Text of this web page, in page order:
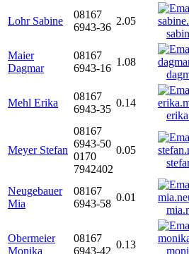
Lohr Sabine
08167
6943-36
2.05
Maier
Dagmar
08167
6943-16
1.08
Mehl Erika
08167
6943-35
0.14
Meyer Stefan
08167
6943-50
0170
7942402
0.05
Neugebauer
Mia
08167
6943-58
0.01
Obermeier
Monika
08167
6943-42
0.13